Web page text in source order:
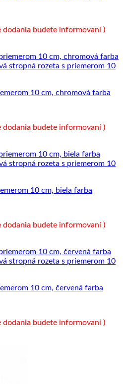
dodania budete informovaní )
10 cm, chromová farba
dodania budete informovaní )
10 cm, biela farba
dodania budete informovaní )
10 cm, červená farba
dodania budete informovaní )